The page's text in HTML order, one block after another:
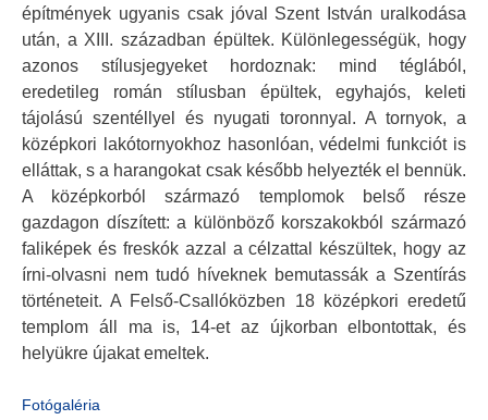
építmények ugyanis csak jóval Szent István uralkodása
után, a XIII. században épültek. Különlegességük, hogy
azonos stílusjegyeket hordoznak: mind téglából,
eredetileg román stílusban épültek, egyhajós, keleti
tájolású szentéllyel és nyugati toronnyal. A tornyok, a
középkori lakótornyokhoz hasonlóan, védelmi funkciót is
elláttak, s a harangokat csak később helyezték el bennük.
A középkorból származó templomok belső része
gazdagon díszített: a különböző korszakokból származó
faliképek és freskók azzal a célzattal készültek, hogy az
írni-olvasni nem tudó híveknek bemutassák a Szentírás
történeteit. A Felső-Csallóközben 18 középkori eredetű
templom áll ma is, 14-et az újkorban elbontottak, és
helyükre újakat emeltek.
Fotógaléria